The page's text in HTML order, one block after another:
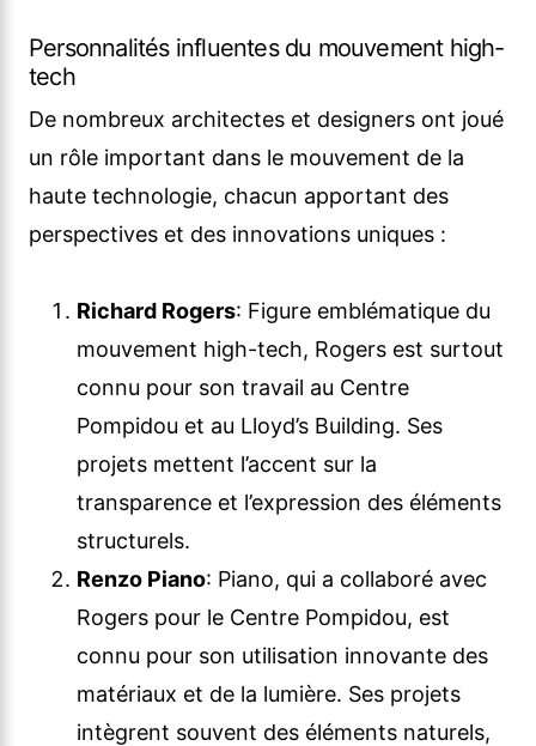
Personnalités influentes du mouvement high-
tech
De nombreux architectes et designers ont joué
un rôle important dans le mouvement de la
haute technologie, chacun apportant des
perspectives et des innovations uniques :
Richard Rogers: Figure emblématique du
mouvement high-tech, Rogers est surtout
connu pour son travail au Centre
Pompidou et au Lloyd’s Building. Ses
projets mettent l’accent sur la
transparence et l’expression des éléments
structurels.
Renzo Piano: Piano, qui a collaboré avec
Rogers pour le Centre Pompidou, est
connu pour son utilisation innovante des
matériaux et de la lumière. Ses projets
intègrent souvent des éléments naturels,